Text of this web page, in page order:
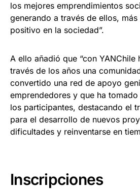
los mejores emprendimientos
generando a través de ellos,
positivo en la sociedad”.
A ello añadió que “con YANChile
través de los años una
convertido una red de apoyo
emprendedores y que ha
los participantes, destacando el
para el desarrollo de nuevos
dificultades y reinventarse en
Inscripciones